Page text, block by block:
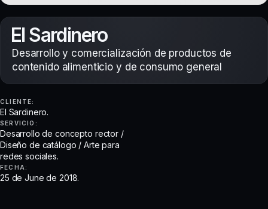
El Sardinero
Desarrollo y comercialización de productos de
contenido alimenticio y de consumo general
CLIENTE:
El Sardinero.
SERVICIO:
Desarrollo de concepto rector /
Diseño de catálogo / Arte para
redes sociales.
FECHA:
25 de June de 2018.